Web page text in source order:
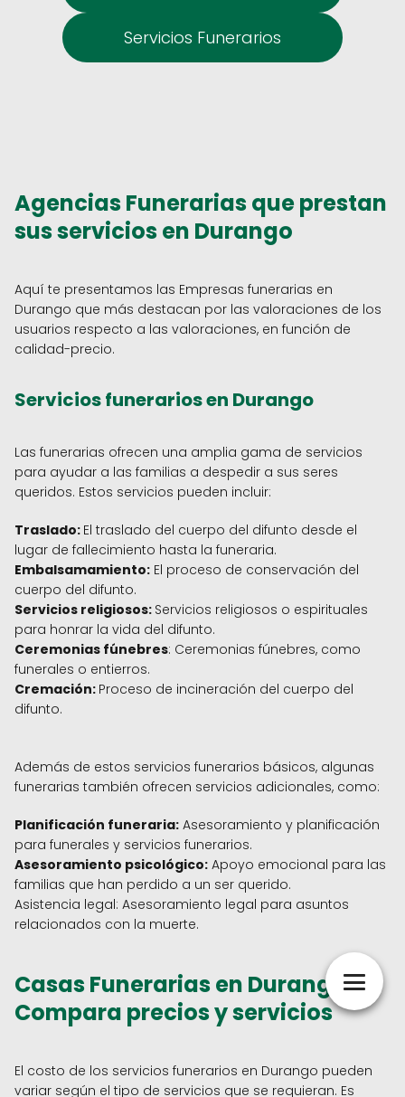
Servicios Funerarios
Agencias Funerarias que prestan
sus servicios en Durango
Aquí te presentamos las Empresas funerarias en
Durango que más destacan por las valoraciones de los
usuarios respecto a las valoraciones, en función de
calidad-precio.
Servicios funerarios en Durango
Las funerarias ofrecen una amplia gama de servicios
para ayudar a las familias a despedir a sus seres
queridos. Estos servicios pueden incluir:
Traslado: El traslado del cuerpo del difunto desde el
lugar de fallecimiento hasta la funeraria.
Embalsamamiento: El proceso de conservación del
cuerpo del difunto.
Servicios religiosos: Servicios religiosos o espirituales
para honrar la vida del difunto.
Ceremonias fúnebres: Ceremonias fúnebres, como
funerales o entierros.
Cremación: Proceso de incineración del cuerpo del
difunto.
Además de estos servicios funerarios básicos, algunas
funerarias también ofrecen servicios adicionales, como:
Planificación funeraria: Asesoramiento y planificación
para funerales y servicios funerarios.
Asesoramiento psicológico: Apoyo emocional para las
familias que han perdido a un ser querido.
Asistencia legal: Asesoramiento legal para asuntos
relacionados con la muerte.
Casas Funerarias en Durango :
Compara precios y servicios
El costo de los servicios funerarios en Durango pueden
variar según el tipo de servicios que se requieran. Es